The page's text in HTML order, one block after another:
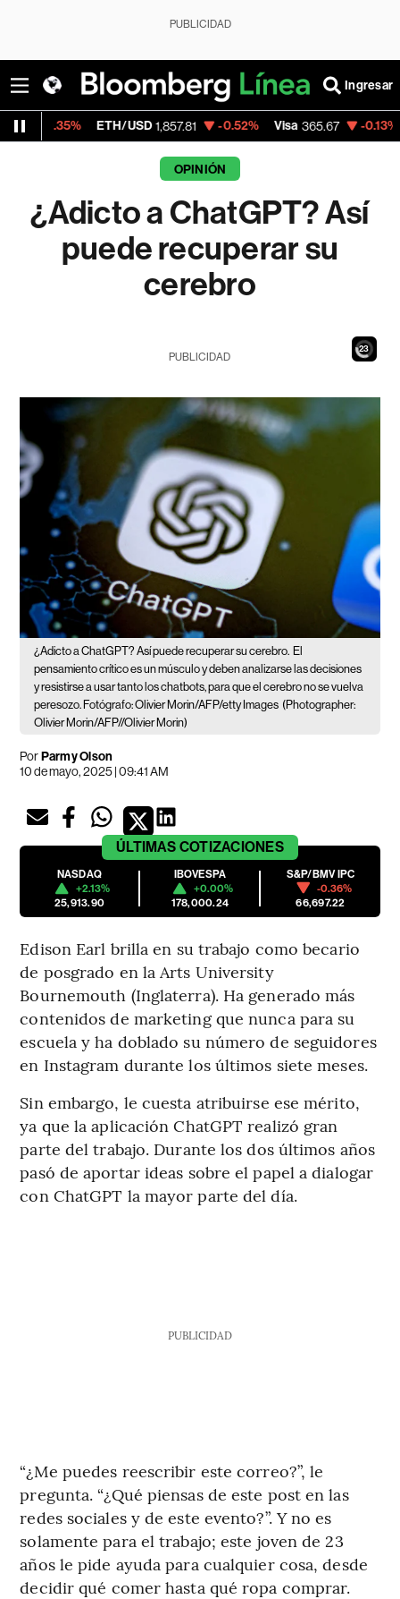
PUBLICIDAD
Ingresar
ETH/USD 1,857.81 -0.52% Visa 365.67 -0.13%
OPINIÓN
¿Adicto a ChatGPT? Así
puede recuperar su
cerebro
21
PUBLICIDAD
¿Adicto a ChatGPT? Así puede recuperar su cerebro. El
pensamiento crítico es un músculo y deben analizarse las decisiones
y resistirse a usar tanto los chatbots, para que el cerebro no se vuelva
peresozo. Fotógrafo: Olivier Morin/AFP/etty Images (Photographer:
Olivier Morin/AFP//Olivier Morin)
PorParmy Olson
10 de mayo, 2025 | 09:41 AM
ÚLTIMAS COTIZACIONES
NASDAQ
+2.13%
25,913.90
IBOVESPA
+0.00%
178,000.24
S&P/BMV IPC
-0.36%
66,697.22
Edison Earl brilla en su trabajo como becario
de posgrado en la Arts University
Bournemouth (Inglaterra). Ha generado más
contenidos de marketing que nunca para su
escuela y ha doblado su número de seguidores
en Instagram durante los últimos siete meses.
Sin embargo, le cuesta atribuirse ese mérito,
ya que la aplicación ChatGPT realizó gran
parte del trabajo. Durante los dos últimos años
pasó de aportar ideas sobre el papel a dialogar
con ChatGPT la mayor parte del día.
PUBLICIDAD
“¿Me puedes reescribir este correo?”, le
pregunta. “¿Qué piensas de este post en las
redes sociales y de este evento?”. Y no es
solamente para el trabajo; este joven de 23
años le pide ayuda para cualquier cosa, desde
decidir qué comer hasta qué ropa comprar.